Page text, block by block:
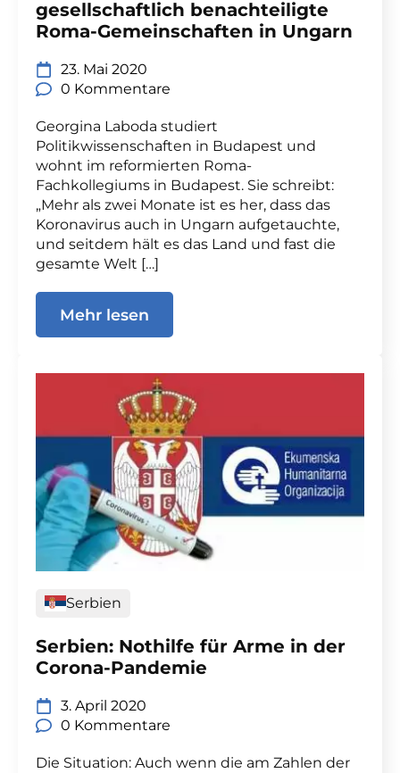
gesellschaftlich benachteiligte
Roma-Gemeinschaften in Ungarn
23. Mai 2020
0 Kommentare
Georgina Laboda studiert
Politikwissenschaften in Budapest und
wohnt im reformierten Roma-
Fachkollegiums in Budapest. Sie schreibt:
„Mehr als zwei Monate ist es her, dass das
Koronavirus auch in Ungarn aufgetauchte,
und seitdem hält es das Land und fast die
gesamte Welt […]
Mehr lesen
Serbien
Serbien: Nothilfe für Arme in der
Corona-Pandemie
3. April 2020
0 Kommentare
Die Situation: Auch wenn die am Zahlen der